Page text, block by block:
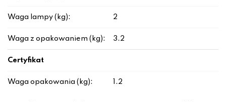
Waga lampy (kg): 2
Waga z opakowaniem (kg): 3.2
Certyfikat
Waga opakowania (kg): 1.2